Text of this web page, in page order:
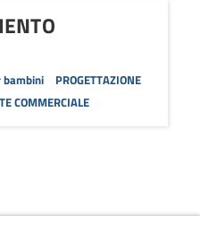
bambini
PROGETTAZIONE
COMMERCIALE